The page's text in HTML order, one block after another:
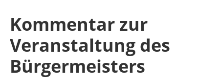
Kommentar zur
Veranstaltung des
Bürgermeisters